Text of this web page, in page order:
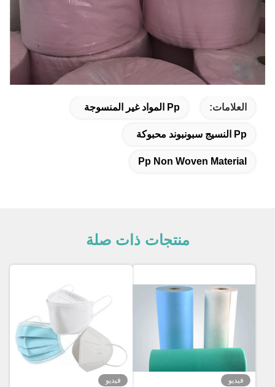
العلامات: Pp المواد غير المنسوجة
Pp النسيج سبونبوند محبوكة
Pp Non Woven Material
منتجات ذات صلة
فيديو فيديو